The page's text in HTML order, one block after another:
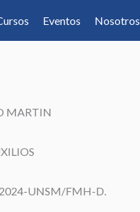
Eventos Nosotros
MARTIN
UNSM/FMH-D.